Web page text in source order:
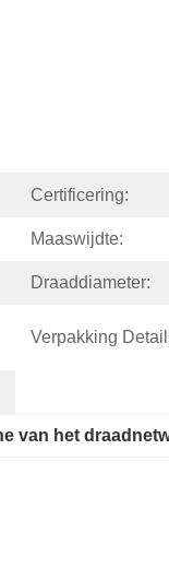
Certificering:
Maaswijdte:
Draaddiameter:
Verpakking
van het